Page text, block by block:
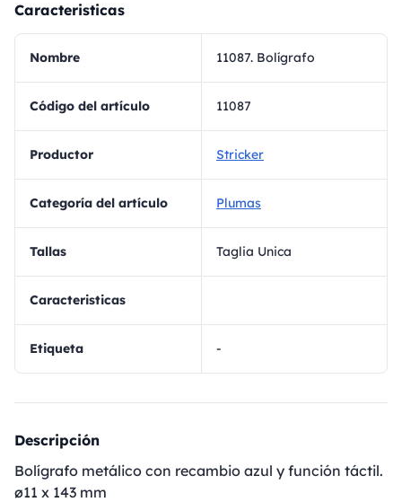
Caracteristicas
Nombre 11087. Bolígrafo
Código del artículo 11087
Productor Stricker
Categoría del artículo Plumas
Tallas Taglia Unica
Caracteristicas
Etiqueta -
Descripción
Bolígrafo metálico con recambio azul y función táctil.
ø11 x 143 mm